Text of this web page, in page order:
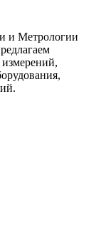
и Метрологии
измерений,